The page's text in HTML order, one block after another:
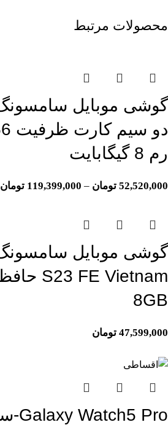
محصولات مرتبط
رم 8 گیگابایت
52,520,000 تومان –
119,399,000 تومان
8GB
47,599,000 تومان
Galaxy Watch5 Pro-سامسونگ